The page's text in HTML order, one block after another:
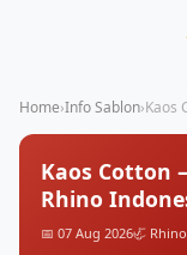
Home›Info Sablon›Kaos
Kaos Cotton
Rhino
📅 07 Aug 2026🦏